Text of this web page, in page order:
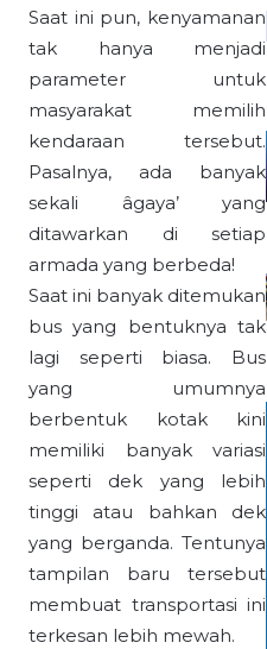
Saat ini pun, kenyamanan
tak hanya menjadi
parameter untuk
masyarakat memilih
kendaraan tersebut.
Pasalnya, ada banyak
sekali âgaya’ yang
ditawarkan di setiap
armada yang berbeda!
Saat ini banyak ditemukan
bus yang bentuknya tak
lagi seperti biasa. Bus
yang umumnya
berbentuk kotak kini
memiliki banyak variasi
seperti dek yang lebih
tinggi atau bahkan dek
yang berganda. Tentunya
tampilan baru tersebut
membuat transportasi ini
terkesan lebih mewah.